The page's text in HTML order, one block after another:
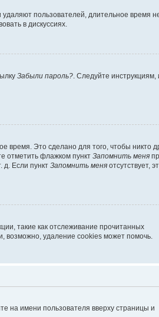
пользователей, длительное время
в дискуссиях.
Забыли пароль? . Следуйте инструкциям,
время. Это сделано для того, чтобы никто
отметить флажком пункт Запомнить меня
д. Если пункт Запомнить меня отсутствует,
такие как отслеживание прочитанных
возможно, удаление cookies может помочь.
на имени пользователя вверху страницы и